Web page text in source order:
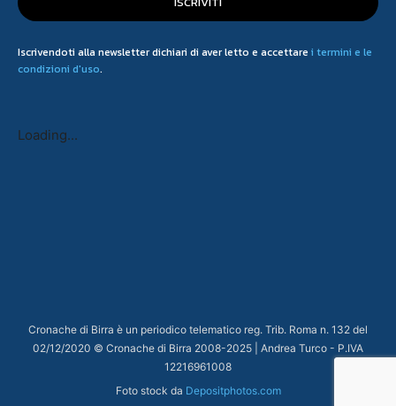
Iscrivendoti alla newsletter dichiari di aver letto e accettare i termini e le
condizioni d'uso.
Loading...
Cronache di Birra è un periodico telematico reg. Trib. Roma n. 132 del
02/12/2020 © Cronache di Birra 2008-2025 | Andrea Turco - P.IVA
12216961008
Foto stock da Depositphotos.com